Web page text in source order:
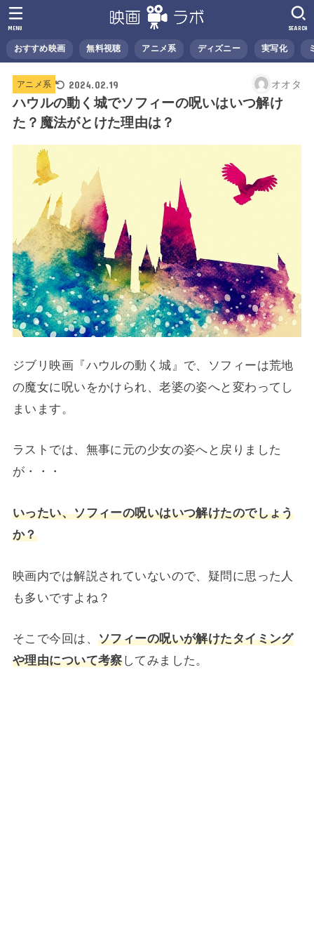
おすすめ映画 無料視聴 アニメ系 ディズニー 実写化
SEARCH
MENU
アニメ系 2024.02.19 オオタ
ハウルの動く城でソフィーの呪いはいつ解け
た？魔法がとけた理由は？
ジブリ映画『ハウルの動く城』で、ソフィーは荒地
の魔女に呪いをかけられ、老婆の姿へと変わってし
まいます。
ラストでは、無事に元の少女の姿へと戻りました
が・・・
いったい、ソフィーの呪いはいつ解けたのでしょう
か？
映画内では解説されていないので、疑問に思った人
も多いですよね？
そこで今回は、 ソフィーの呪いが解けたタイミング
や理由について考察してみました。